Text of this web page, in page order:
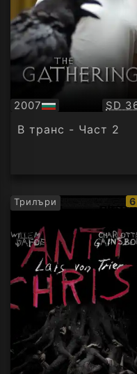
2007
БГ
аудио
SD
В транс - Част 2
Трилъри